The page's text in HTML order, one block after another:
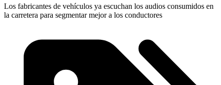
Los fabricantes de vehículos ya escuchan los audios consumidos en
la carretera para segmentar mejor a los conductores